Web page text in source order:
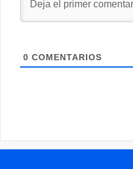
0 COMENTARIOS